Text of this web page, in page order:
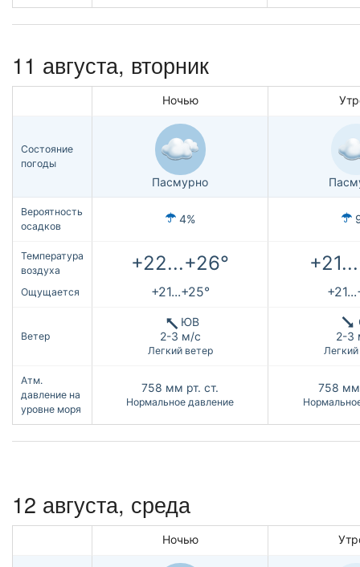
11 августа, вторник
Ночью
Состояние
погоды
Пасмурно
Вероятность
осадков
4%
Температура
воздуха
+22...+26°
Ощущается +21...+25°
Ветер
ЮВ
2-3 м/с
Легкий ветер
2-3
Атм.
давление на
уровне моря
758 мм рт. ст.
Нормальное давление
758 мм
12 августа, среда
Ночью